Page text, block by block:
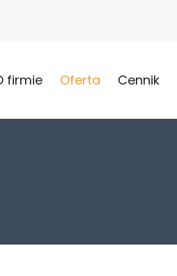
firmie Oferta Cennik